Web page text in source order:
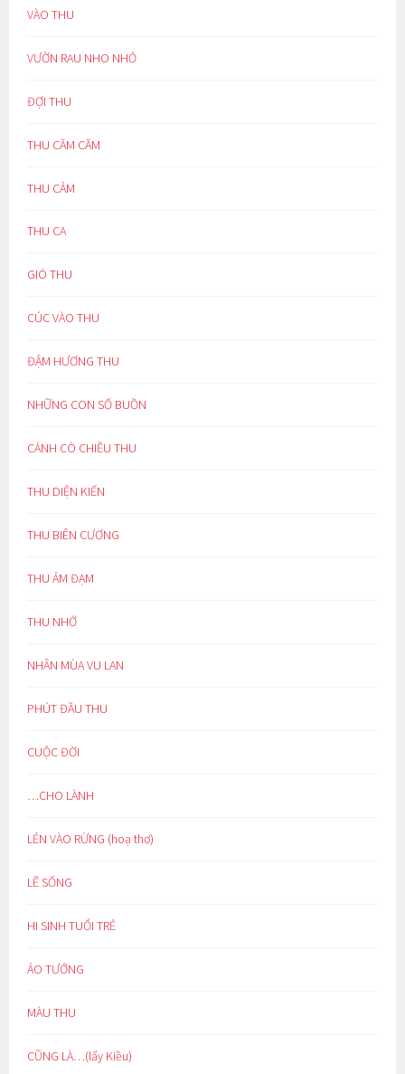
VÀO THU
VƯỜN RAU NHO NHỎ
ĐỢI THU
THU CĂM CĂM
THU CẢM
THU CA
GIÓ THU
CÚC VÀO THU
ĐẬM HƯƠNG THU
NHỮNG CON SỐ BUỒN
CÁNH CÒ CHIỀU THU
THU DIỆN KIẾN
THU BIÊN CƯƠNG
THU ẢM ĐẠM
THU NHỚ
NHÂN MÙA VU LAN
PHÚT ĐẦU THU
CUỘC ĐỜI
…CHO LÀNH
LẺN VÀO RỪNG (hoạ thơ)
LẼ SỐNG
HI SINH TUỔI TRẺ
ẢO TƯỞNG
MÀU THU
CŨNG LÀ…(lẩy Kiều)